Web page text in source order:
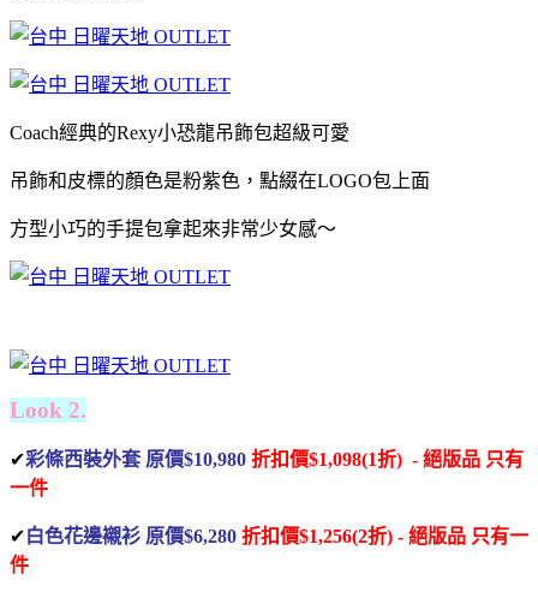
Coach經典的Rexy小恐龍吊飾包超級可愛
吊飾和皮標的顏色是粉紫色， 點綴在LOGO包上面
方型小巧的手提包拿起來非常少女感～
Look 2.
✔彩條西裝外套 原價$10,980 折扣價$1,098(1折) - 絕版品 只有
一件
✔白色花邊襯衫 原價$6,280 折扣價$1,256(2折) - 絕版品 只有一
件